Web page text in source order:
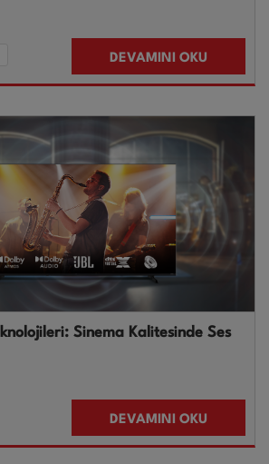
DEVAMINI OKU
Sinema Kalitesinde Ses
DEVAMINI OKU